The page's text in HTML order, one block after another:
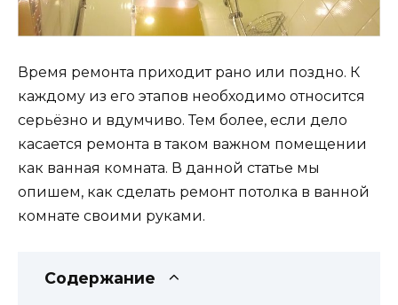
Время ремонта приходит рано или поздно. К
каждому из его этапов необходимо относится
серьёзно и вдумчиво. Тем более, если дело
касается ремонта в таком важном помещении
как ванная комната. В данной статье мы
опишем, как сделать ремонт потолка в ванной
комнате своими руками.
Содержание